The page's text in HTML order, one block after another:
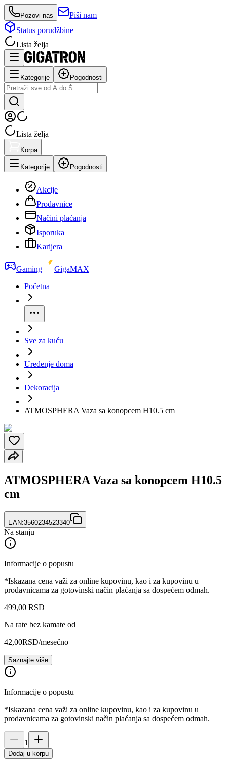
Pozovi nas
Piši nam
Status porudžbine
Lista želja
Kategorije Pogodnosti
Lista želja
Korpa
Kategorije Pogodnosti
Akcije
Prodavnice
Načini plaćanja
Isporuka
Karijera
Gaming
GigaMAX
Početna
Sve za kuću
Uređenje doma
Dekoracija
ATMOSPHERA Vaza sa konopcem H10.5 cm
ATMOSPHERA Vaza sa konopcem H10.5
cm
EAN:3560234523340
Na stanju
Informacije o popustu
*Iskazana cena važi za online kupovinu, kao i za kupovinu u
prodavnicama za gotovinski način plaćanja sa dospećem odmah.
499,00 RSD
Na rate bez kamate od
42,00RSD/mesečno
Saznajte više
Informacije o popustu
*Iskazana cena važi za online kupovinu, kao i za kupovinu u
prodavnicama za gotovinski način plaćanja sa dospećem odmah.
1
Dodaj u korpu